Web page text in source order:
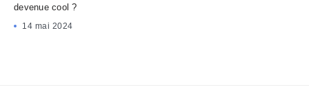
devenue cool ?
14 mai 2024